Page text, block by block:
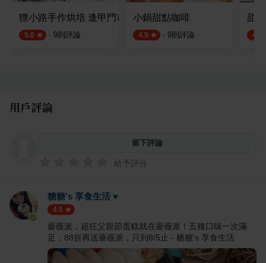
狸小路手作烘培 逢甲門市
5.0 · 9則評論
小鍋甜點咖啡
4.5 · 9則評論
甜
4.5
用戶評論
留下評論
給予評分
糖糖's 享食生活 ♥
4.5
薔薇派，超狂父親節蛋糕就在薔薇派！五種口味一次滿
足，88折再送薔薇派，只到8/5止 - 糖糖's 享食生活